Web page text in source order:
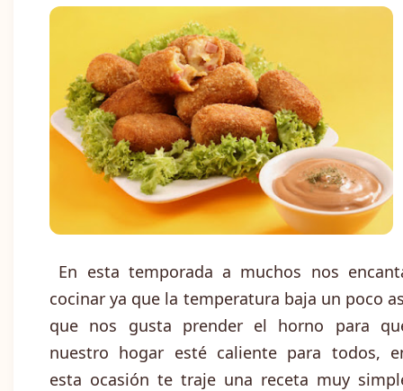
En esta temporada a muchos nos
cocinar ya que la temperatura baja un poco
que nos gusta prender el horno para
nuestro hogar esté caliente para todos,
esta ocasión te traje una receta muy